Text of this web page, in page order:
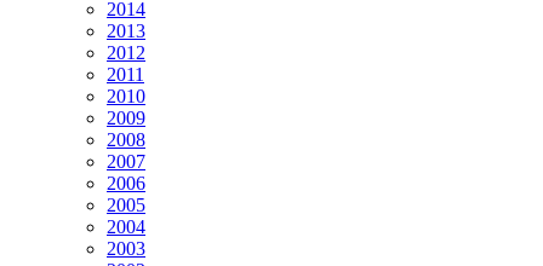
2014
2013
2012
2011
2010
2009
2008
2007
2006
2005
2004
2003